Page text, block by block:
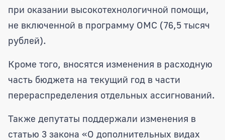
при оказании высокотехнологичной помощи,
не включенной в программу ОМС (76,5 тысяч
рублей).
Кроме того, вносятся изменения в расходную
часть бюджета на текущий год в части
перераспределения отдельных ассигнований.
Также депутаты поддержали изменения в
статью 3 закона «О дополнительных видах